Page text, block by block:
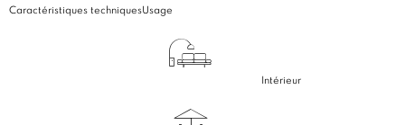
Caractéristiques techniquesUsage
Intérieur